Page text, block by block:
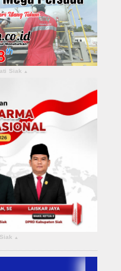
Siak ▴
▴